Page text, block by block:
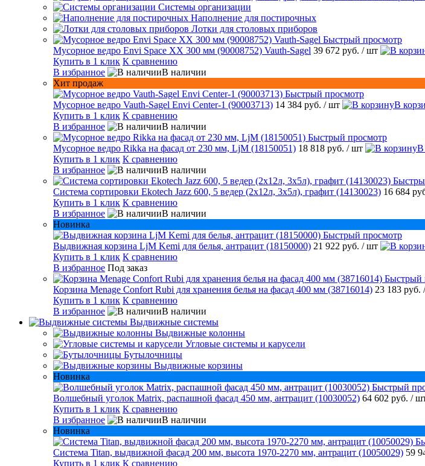
Системы организации
Наполнение для постирочных
Лотки для столовых приборов
Быстрый просмотр
Мусорное ведро Envi Space XX 300 мм (90008752) Vauth-Sagel 39 672 руб. / шт
Купить в 1 клик К сравнению
В избранное
В наличии
Хит продаж
Быстрый просмотр
Мусорное ведро Vauth-Sagel Envi Center-1 (90003713) 14 384 руб. / шт В
Купить в 1 клик К сравнению
В избранное
В наличии
Быстрый просмотр
Мусорное ведро Rikka на фасад от 230 мм, LjM (18150051) 18 818 руб. / шт В
Купить в 1 клик К сравнению
В избранное
В наличии
Система сортировки Ekotech Jazz 600, 5 ведер (2х12л, 3х5л), графит (14130023) 16 684
Купить в 1 клик К сравнению
В избранное
В наличии
Новинка
Быстрый просмотр
Выдвижная корзина LjM Kemi для белья, антрацит (18150000) 21 922 руб. / шт
Купить в 1 клик К сравнению
В избранное Под заказ
Быстрый
Корзина Menage Confort Rubi для хранения белья на фасад 400 мм (38716014) 23 183 руб.
Купить в 1 клик К сравнению
В избранное
В наличии
Выдвижные системы
Выдвижные колонны
Угловые системы и карусели
Бутылочницы
Выдвижные корзины
Новинка
Быстрый
Волшебный уголок Matrix, распашной фасад 450 мм, антрацит (10030052) 64 602 руб. /
Купить в 1 клик К сравнению
В избранное
В наличии
Новинка
Система Titan, выдвижной фасад 200 мм, высота 1970-2270 мм, антрацит (10050029) 59
Купить в 1 клик К сравнению